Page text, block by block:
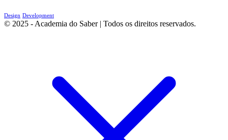
Design Development
© 2025 - Academia do Saber | Todos os direitos reservados.